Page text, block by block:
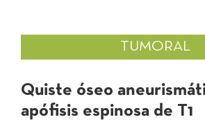
Revista La Columna al Día
TUMORAL
Quiste óseo
apófisis espinosa de T1